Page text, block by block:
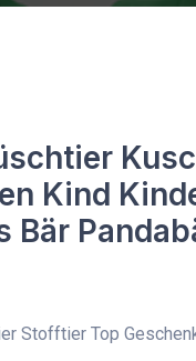
Kind
Bär